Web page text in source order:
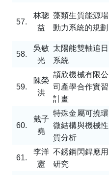
57.
林聰
益
藻類生質能源場
動力系統的規劃
58.
吳敏
光
太陽能雙軸追日
系統
59.
陳榮
洪
頡欣機械有限公
司產學合作實習
計畫
60.
戴子
堯
特殊金屬可撓環
微結構與機械性
質分析
61.
李洋
憲
不銹鋼閃銲應用
研究